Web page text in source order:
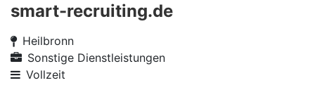
smart-recruiting.de
Heilbronn
Sonstige Dienstleistungen
Vollzeit